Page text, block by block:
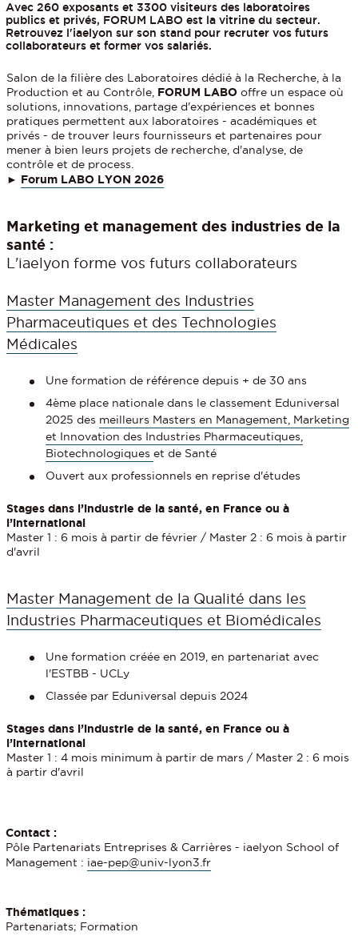
Avec 260 exposants et 3300 visiteurs des laboratoires
publics et privés, FORUM LABO est la vitrine du secteur.
Retrouvez l'iaelyon sur son stand pour recruter vos futurs
collaborateurs et former vos salariés.
Salon de la filière des Laboratoires dédié à la Recherche, à la
Production et au Contrôle, FORUM LABO offre un espace où
solutions, innovations, partage d'expériences et bonnes
pratiques permettent aux laboratoires - académiques et
privés - de trouver leurs fournisseurs et partenaires pour
mener à bien leurs projets de recherche, d'analyse, de
contrôle et de process.
► Forum LABO LYON 2026
Marketing et management des industries de la
santé :
L'iaelyon forme vos futurs collaborateurs
Master Management des Industries
Pharmaceutiques et des Technologies
Médicales
Une formation de référence depuis + de 30 ans
4ème place nationale dans le classement Eduniversal
2025 des meilleurs Masters en Management, Marketing
et Innovation des Industries Pharmaceutiques,
Biotechnologiqueset de Santé
Ouvert aux professionnels en reprise d'études
Stages dans l’industrie de la santé, en France ou à
l’international
Master 1 : 6 mois à partir de février / Master 2 : 6 mois à partir
d'avril
Master Management de la Qualité dans les
Industries Pharmaceutiques et Biomédicales
Une formation créée en 2019, en partenariat avec
l'ESTBB - UCLy
Classée par Eduniversal depuis 2024
Stages dans l’industrie de la santé, en France ou à
l’international
Master 1 : 4 mois minimum à partir de mars / Master 2 : 6 mois
à partir d'avril
Contact :
Pôle Partenariats Entreprises & Carrières - iaelyon School of
Management : iae-pep@univ-lyon3.fr
Thématiques :
Partenariats; Formation